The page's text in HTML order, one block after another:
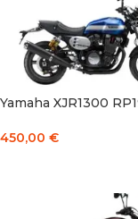
Yamaha XJR1300
450,00 €